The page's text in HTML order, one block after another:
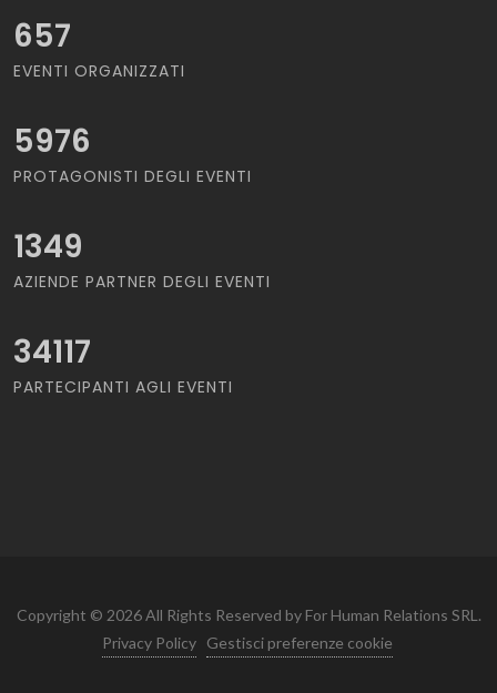
657
EVENTI ORGANIZZATI
5976
PROTAGONISTI DEGLI EVENTI
1349
AZIENDE PARTNER DEGLI EVENTI
34117
PARTECIPANTI AGLI EVENTI
Copyright © 2026 All Rights Reserved by For Human Relations SRL.
Privacy Policy
Gestisci preferenze cookie